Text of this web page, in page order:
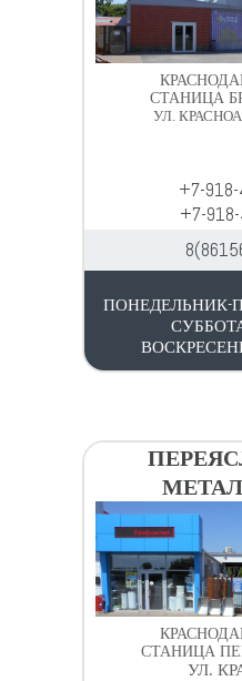
СТАНИЦА
УЛ.
+7-
+7-
ПОНЕДЕЛЬНИК-
СТАНИЦА
УЛ.